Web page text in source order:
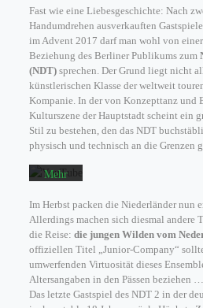
Fast wie eine Liebesgeschichte: Nach
Handumdrehen ausverkauften
im Advent 2017 darf man wohl von
Beziehung des Berliner Publikums zum
(NDT)sprechen. Der Grund liegt nicht
künstlerischen Klasse der weltweit
Kompanie. In der von Konzepttanz und
Kulturszene der Hauptstadt scheint ein
Stil zu bestehen, den das NDT
physisch und technisch an die Grenzen
Mit
dem
Laden
des
Videos
akzeptieren
Sie die
Datenschutzerklärung
von
Mehr
Video
laden
YouTube
Im Herbst packen die Niederländer nun
Allerdings machen sich diesmal andere
die Reise: die jungen Wilden vom
offiziellen Titel „Junior-Company“
umwerfenden Virtuosität dieses
Altersangaben in den Pässen beziehen …
Das letzte Gastspiel des NDT 2 in der